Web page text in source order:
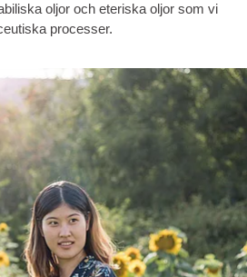
oljor och eteriska oljor som vi
processer.